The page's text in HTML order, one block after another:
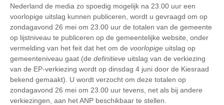
Nederland de media zo spoedig mogelijk na 23.00 uur een
voorlopige uitslag kunnen publiceren, wordt u gevraagd om op
zondagavond 26 mei om 23.00 uur de totalen van de gemeente
op lijstniveau te publiceren op de gemeentelijke website, onder
vermelding van het feit dat het om de voorlopige uitslag op
gemeenteniveau gaat (de definitieve uitslag van de verkiezing
van de EP-verkiezing wordt op dinsdag 4 juni door de Kiesraad
bekend gemaakt). U wordt verzocht om deze totalen op
zondagavond 26 mei om 23.00 uur tevens, net als bij andere
verkiezingen, aan het ANP beschikbaar te stellen.